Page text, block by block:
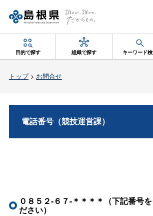
目的で探す 組織で探す キーワード
トップ> お問合せ
電話番号（競技運営課）
０８５２-６７-＊＊＊＊（下記番号
ださい）